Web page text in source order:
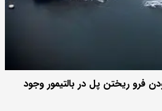
فرو ریختن پل در بالتیمور وجود